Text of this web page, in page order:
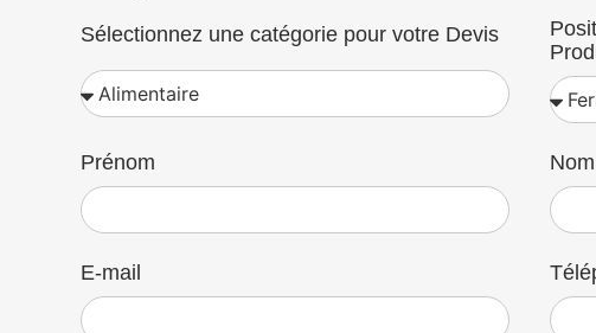
Sélectionnez une catégorie pour votre Devis
Prénom Nom
E-mail